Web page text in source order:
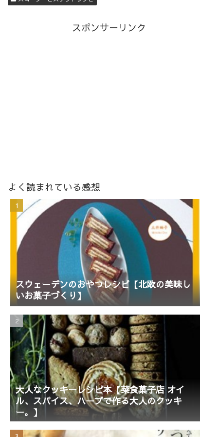
スポンサーリンク
よく読まれている感想
スウェーデンのおやつレシピ【北欧の美味し
いお菓子づくり】
大人なクッキーレシピ本【菜食菓子店 オイ
ル、スパイス、ハーブで作る大人のクッキ
ー。】